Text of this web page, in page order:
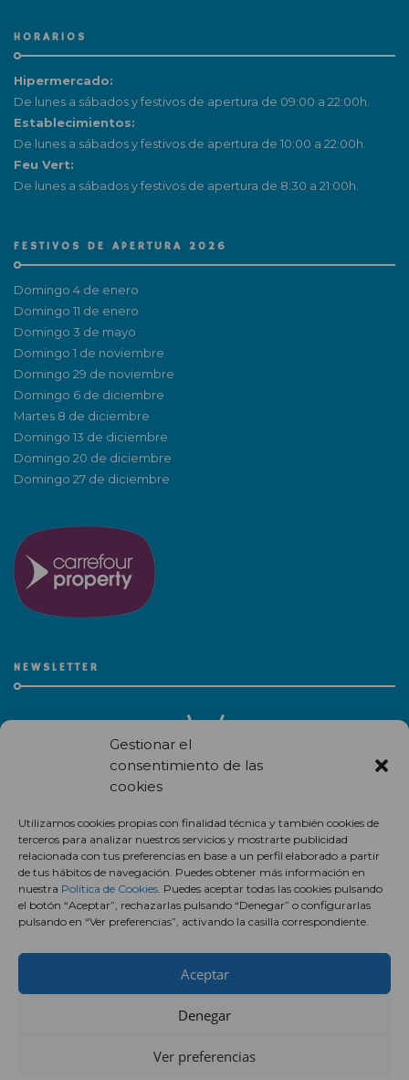
Gestionar el
consentimiento de las
cookies
Utilizamos cookies propias con finalidad técnica y también cookies de
terceros para analizar nuestros servicios y mostrarte publicidad
relacionada con tus preferencias en base a un perfil elaborado a partir
de tus hábitos de navegación. Puedes obtener más información en
nuestra Política de Cookies. Puedes aceptar todas las cookies pulsando
el botón “Aceptar”, rechazarlas pulsando “Denegar” o configurarlas
pulsando en “Ver preferencias”, activando la casilla correspondiente.
Aceptar
Denegar
Ver preferencias
HORARIOS
Hipermercado:
De lunes a sábados y festivos de apertura de 09:00 a 22:00h.
Establecimientos:
De lunes a sábados y festivos de apertura de 10:00 a 22:00h.
Feu Vert:
De lunes a sábados y festivos de apertura de 8:30 a 21:00h.
FESTIVOS DE APERTURA 2026
Domingo 4 de enero
Domingo 11 de enero
Domingo 3 de mayo
Domingo 1 de noviembre
Domingo 29 de noviembre
Domingo 6 de diciembre
Martes 8 de diciembre
Domingo 13 de diciembre
Domingo 20 de diciembre
Domingo 27 de diciembre
NEWSLETTER
centro comercial.
Suscríbete